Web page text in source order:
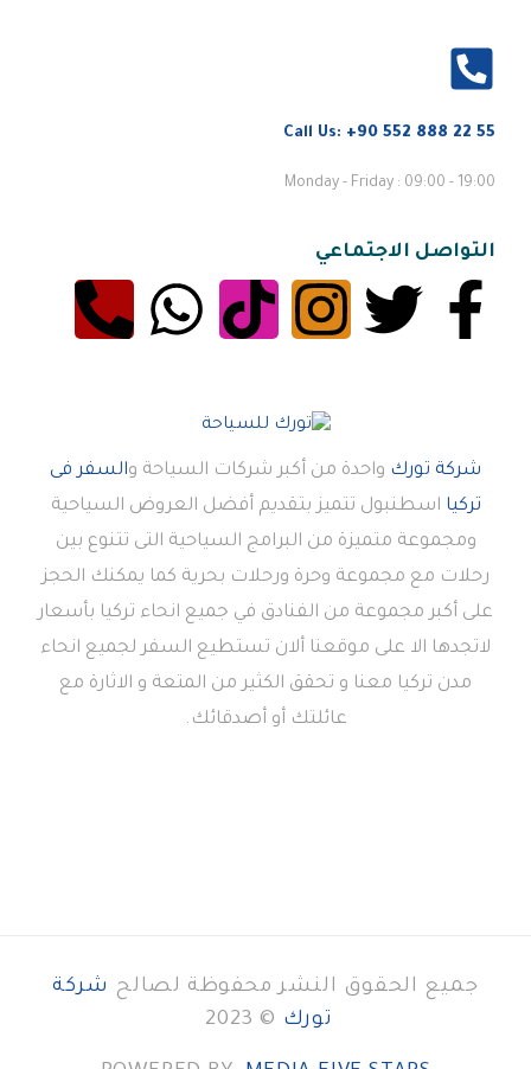
Call Us: +90 552 888 22 55
Monday - Friday : 09:00 - 19:00
التواصل الاجتماعي
شركة تورك واحدة من أكبر شركات السياحة والسفر فى
تركيا اسطنبول تتميز بتقديم أفضل العروض السياحية
ومجموعة متميزة من البرامج السياحية التى تتنوع بين
رحلات مع مجموعة وحرة ورحلات بحرية كما يمكنك الحجز
على أكبر مجموعة من الفنادق في جميع انحاء تركيا بأسعار
لاتجدها الا على موقعنا ألان تستطيع السفر لجميع انحاء
مدن تركيا معنا و تحقق الكثير من المتعة و الاثارة مع
عائلتك أو أصدقائك.
جميع الحقوق النشر محفوظة لصالح شركة
تورك © 2023